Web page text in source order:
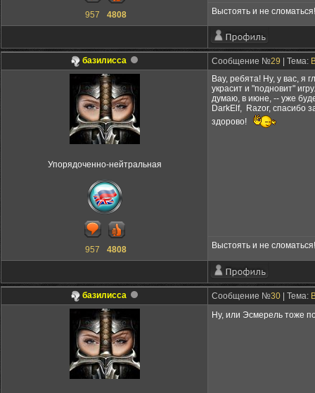
957 4808 Выстоять и не сломаться!
базилисса Сообщение №29 | Тема:
Упорядоченно-нейтральная
957 4808
Вау, ребята! Ну, у вас, я
украсит и "подновит"
думаю, в июне, -- уже
DarkElf, Razor, спасибо
здорово!
Выстоять и не сломаться!
базилисса Сообщение №30 | Тема:
Ну, или Эсмерель тоже